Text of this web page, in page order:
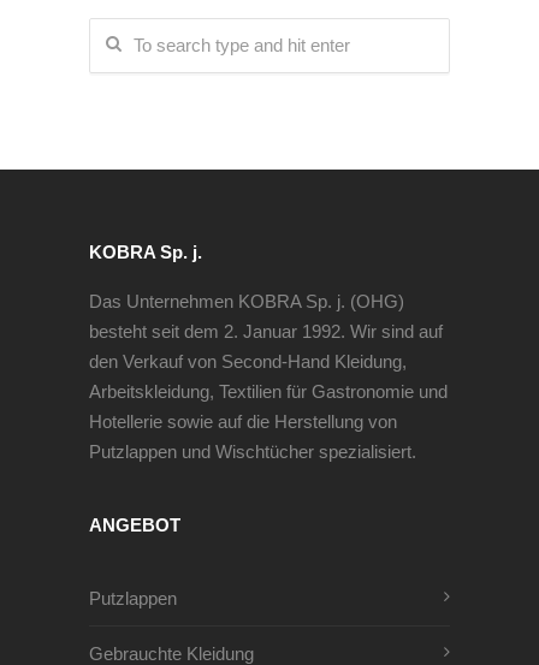
KOBRA Sp. j.
Das Unternehmen KOBRA Sp. j. (OHG)
besteht seit dem 2. Januar 1992. Wir sind auf
den Verkauf von Second-Hand Kleidung,
Arbeitskleidung, Textilien für Gastronomie und
Hotellerie sowie auf die Herstellung von
Putzlappen und Wischtücher spezialisiert.
ANGEBOT
Putzlappen
Gebrauchte Kleidung